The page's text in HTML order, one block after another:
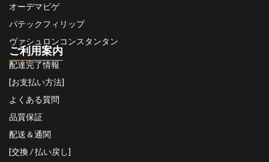
オーデマピゲ
パテックフィリップ
ヴァシュロンコンスタンタン
ご利用案内
配達完了情報
[お支払い方法]
よくある質問
品質保証
配送＆通関
[交換 / 払い戻し]